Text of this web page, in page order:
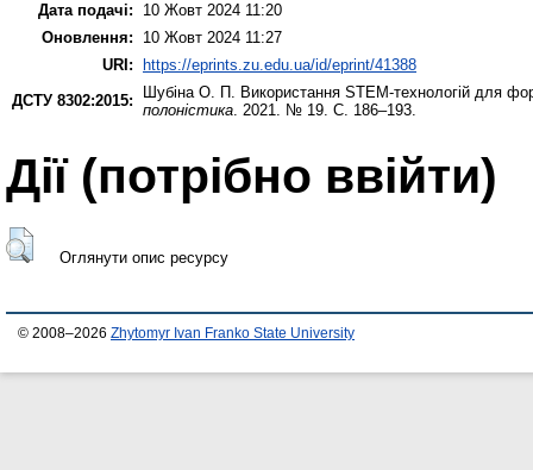
Дата подачі:
10 Жовт 2024 11:20
Оновлення:
10 Жовт 2024 11:27
URI:
https://eprints.zu.edu.ua/id/eprint/41388
ДСТУ 8302:2015:
Шубіна О. П. Використання STEM-технологій для
полоністика. 2021. № 19. С. 186–193.
Дії ​​(потрібно ввійти)
Оглянути опис ресурсу
© 2008–2026 Zhytomyr Ivan Franko State University